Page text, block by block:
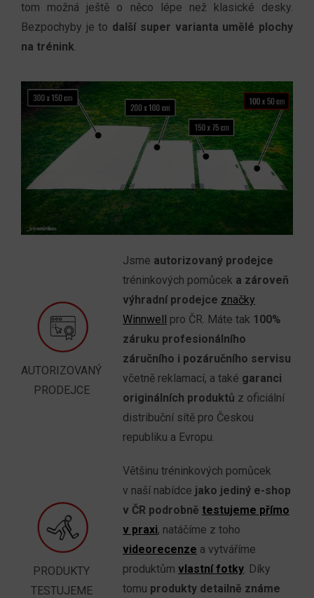
tom možná ještě o něco lépe než klasické desky.
Bezpochyby je to další super varianta umělé plochy
na trénink.
AUTORIZOVANÝ
PRODEJCE
Jsme autorizovaný prodejce
tréninkových pomůcek a zároveň
výhradní prodejce značky
Winnwell pro ČR. Máte tak 100%
záruku profesionálního
záručního i pozáručního servisu
včetně reklamací, a také garanci
originálních produktů z oficiální
distribuční sítě pro Českou
republiku a Evropu.
PRODUKTY
TESTUJEME
Většinu tréninkových pomůcek
v naší nabídce jako jediný e-shop
v ČR podrobně testujeme přímo
v praxi, natáčíme z toho
videorecenze a vytváříme
produktům vlastní fotky. Díky
tomu produkty detailně známe